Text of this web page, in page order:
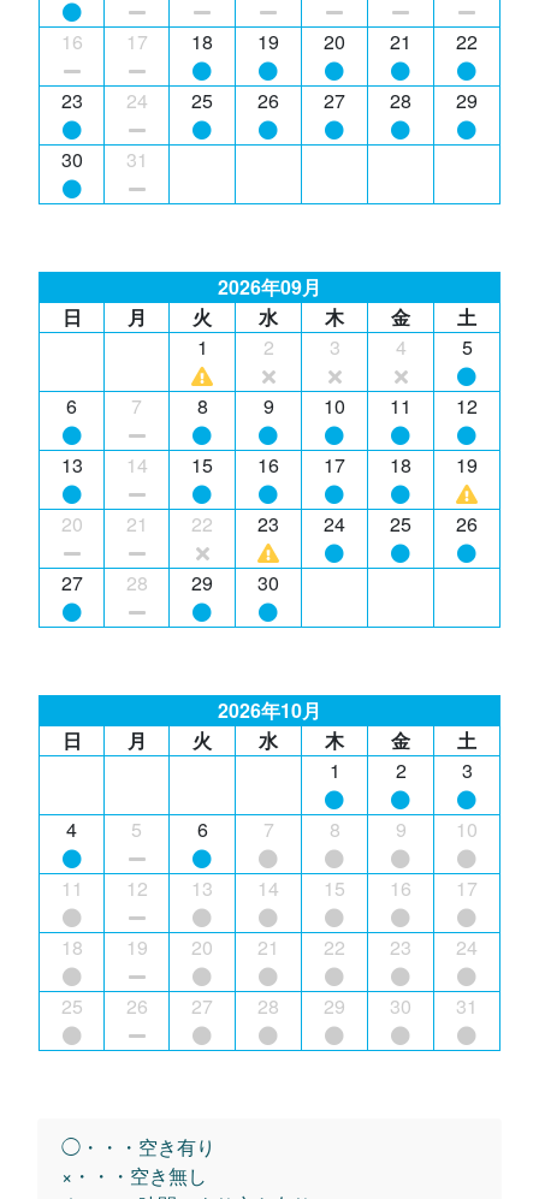
16 17 18 19 20 21 22
23 24 25 26 27 28 29
30 31
2026年09月
日
月 火 水 木 金
土
1
2 3 4 5
6 7 8 9 10 11 12
13 14 15 16 17 18 19
20 21 22 23 24 25 26
27 28 29 30
2026年10月
日
月 火 水 木 金
土
1
2 3
4 5 6 7 8 9 10
11 12 13 14 15 16 17
18 19 20 21 22 23 24
25 26 27 28 29 30 31
◯・・・空き有り
×・・・空き無し